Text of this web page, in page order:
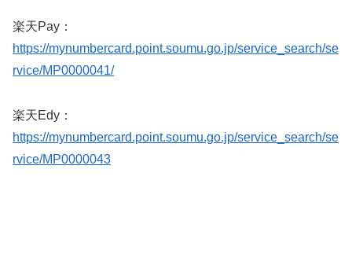
楽天Pay：
https://mynumbercard.point.soumu.go.jp/service_search/se
rvice/MP0000041/
楽天Edy：
https://mynumbercard.point.soumu.go.jp/service_search/se
rvice/MP0000043